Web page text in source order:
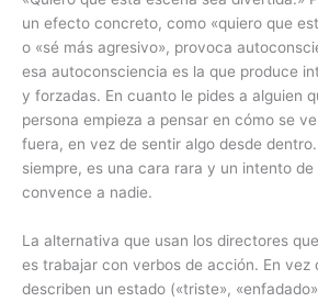
un efecto concreto, como «quiero que
o «sé más agresivo», provoca
esa autoconsciencia es la que produce
y forzadas. En cuanto le pides a alguien
persona empieza a pensar en cómo se
fuera, en vez de sentir algo desde
siempre, es una cara rara y un intento de
convence a nadie.
La alternativa que usan los directores
es trabajar con verbos de acción. En vez
describen un estado («triste»,